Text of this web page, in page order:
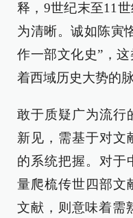
释，9世纪末至11
为清晰。诚如陈寅
作一部文化史”，
着西域历史大势的脉
敢于质疑广为流行
新见，需基于对文
的系统把握。对于
量爬梳传世四部文
文献，则意味着需